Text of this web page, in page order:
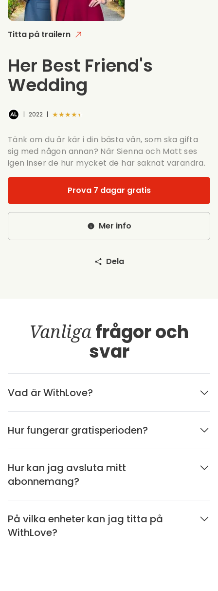
Titta på trailern
Her Best Friend's
Wedding
| 2022 | ★★★★★
Tänk om du är kär i din bästa vän, som ska gifta
sig med någon annan? När Sienna och Matt ses
igen inser de hur mycket de har saknat varandra.
Prova 7 dagar gratis
Mer info
Dela
Vanligafrågor och
svar
Vad är WithLove?
Hur fungerar gratisperioden?
Hur kan jag avsluta mitt
abonnemang?
På vilka enheter kan jag titta på
WithLove?